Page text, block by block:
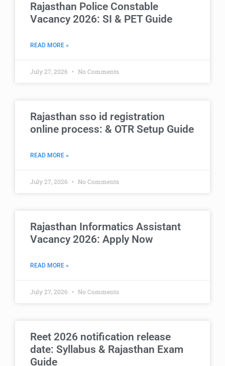
Rajasthan Police Constable
Vacancy 2026: SI & PET Guide
READ MORE »
July 27, 2026 No Comments
Rajasthan sso id registration
online process: & OTR Setup Guide
READ MORE »
July 27, 2026 No Comments
Rajasthan Informatics Assistant
Vacancy 2026: Apply Now
READ MORE »
July 27, 2026 No Comments
Reet 2026 notification release
date: Syllabus & Rajasthan Exam
Guide